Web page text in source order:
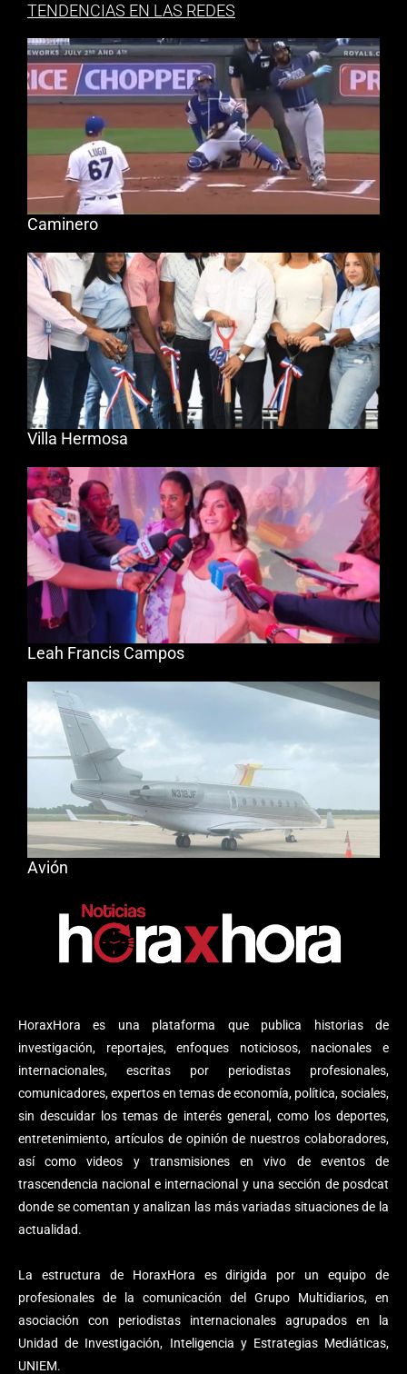
HoraxHora es una plataforma que publica historias de
investigación, reportajes, enfoques noticiosos, nacionales e
internacionales, escritas por periodistas profesionales,
comunicadores, expertos en temas de economía, política, sociales,
sin descuidar los temas de interés general, como los deportes,
entretenimiento, artículos de opinión de nuestros colaboradores,
así como videos y transmisiones en vivo de eventos de
trascendencia nacional e internacional y una sección de posdcat
donde se comentan y analizan las más variadas situaciones de la
actualidad.
La estructura de HoraxHora es dirigida por un equipo de
profesionales de la comunicación del Grupo Multidiarios, en
asociación con periodistas internacionales agrupados en la
Unidad de Investigación, Inteligencia y Estrategias Mediáticas,
UNIEM.
TENDENCIAS EN LAS REDES
Caminero
Villa Hermosa
Leah Francis Campos
Avión